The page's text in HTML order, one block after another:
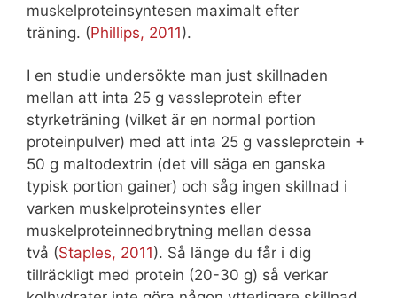
muskelproteinsyntesen maximalt efter
träning. (Phillips, 2011).
I en studie undersökte man just skillnaden
mellan att inta 25 g vassleprotein efter
styrketräning (vilket är en normal portion
proteinpulver) med att inta 25 g vassleprotein +
50 g maltodextrin (det vill säga en ganska
typisk portion gainer) och såg ingen skillnad i
varken muskelproteinsyntes eller
muskelproteinnedbrytning mellan dessa
två (Staples, 2011). Så länge du får i dig
tillräckligt med protein (20-30 g) så verkar